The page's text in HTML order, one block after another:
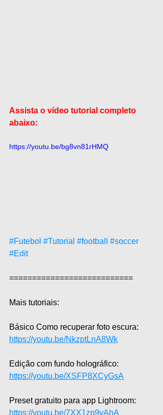
Assista o vídeo tutorial completo
abaixo:
https://youtu.be/bg8vn81rHMQ
#Futebol #Tutorial #football
#soccer
#Edit
===========================
Mais tutoriais:
Básico Como recuperar foto escura:
https://youtu.be/NkzptLnA8Wk
Edição com fundo holográfico:
https://youtu.be/XSFP8XCyGsA
Preset gratuito para app Lightroom:
https://youtu.be/7XX1zp9vAhA